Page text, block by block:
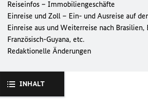
Reiseinfos – Immobiliengeschäfte
Einreise und Zoll – Ein- und Ausreise auf
Einreise aus und Weiterreise nach Brasilien,
Französisch-Guyana, etc.
Redaktionelle Änderungen
INHALT